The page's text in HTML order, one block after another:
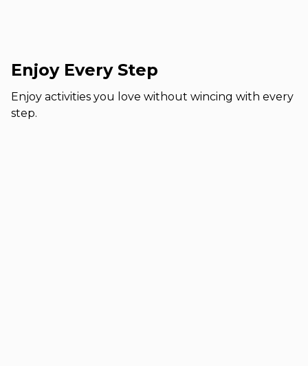
Enjoy Every Step
Enjoy activities you love without wincing with every
step.